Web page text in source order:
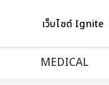
เว็บไซต์ Ignite
MEDICAL